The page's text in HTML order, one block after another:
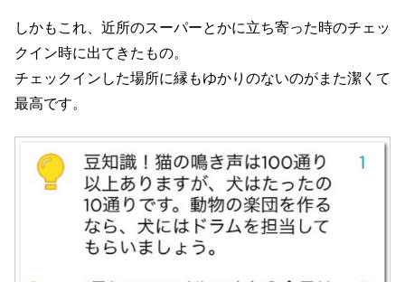
しかもこれ、近所のスーパーとかに立ち寄った時のチェッ
クイン時に出てきたもの。
チェックインした場所に縁もゆかりのないのがまた潔くて
最高です。